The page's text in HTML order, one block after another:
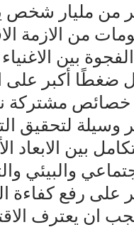
من مليار
من الازمة
بين
ضغطًا أكبر على
مشتركة
وسيلة لتحقيق
بين الابعاد
والبيئي
على رفع كفاءة
ان يعترف